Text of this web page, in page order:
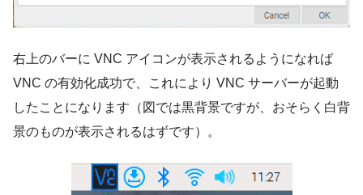
右上のバーに VNC アイコンが表示されるようになれば
VNC の有効化成功で、これにより VNC サーバーが起動
したことになります（図では黒背景ですが、おそらく白背
景のものが表示されるはずです）。